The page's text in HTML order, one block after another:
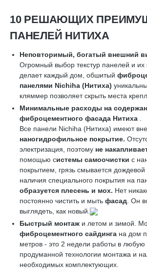
10 РЕШАЮЩИХ
ПАНЕЛЕЙ НИТИХА
Неповторимый, богатый внешний
Огромный выбор текстур панелей и их
делает каждый дом, обшитый
панелями Nichiha (Нитиха)
кляммер позволяет скрыть места
Минимальные расходы на
фиброцементного фасада Нитиха
Все панели Nichiha (Нитиха) имеют
наногидрофильное покрытие.
электризация, поэтому не
помощью системы самоочистки с
покрытием, грязь смывается
наличия специального покрытия на
образуется плесень и мох. Нет
постоянно чистить и мыть фасад . Он
выглядеть, как новый.
Быстрый монтаж и летом и зимой.
фиброцементного сайдинга на дом
метров - это 2 недели работы в любую
продуманной технологии монтажа и
необходимых комплектующих.